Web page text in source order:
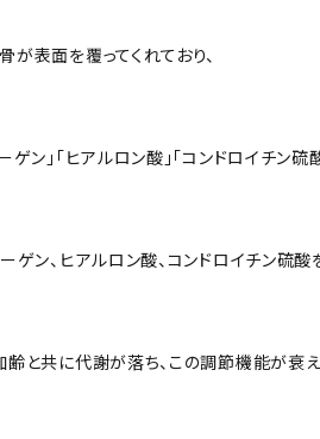
表面を覆ってくれており、
ン」「ヒアルロン酸」「コンドロイチン硫
ゲン、ヒアルロン酸、コンドロイチン硫
と共に代謝が落ち、この調節機能が衰え